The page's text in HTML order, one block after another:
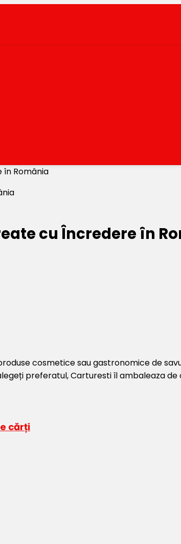
în România
cu Încredere în
cosmetice sau gastronomice de
preferatul, Carturesti îl ambaleaza
cărți